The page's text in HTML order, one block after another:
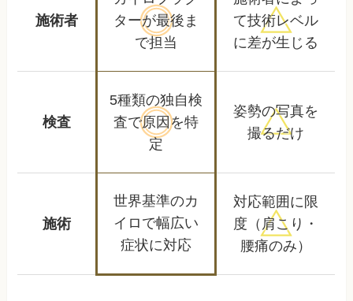
施術者
ターが最後ま
で担当
て技術レベル
に差が生じる
検査
5種類の独自検
査で原因を特
定
姿勢の写真を
撮るだけ
施術
世界基準のカ
イロで幅広い
症状に対応
対応範囲に限
度 （肩こり・
腰痛のみ）